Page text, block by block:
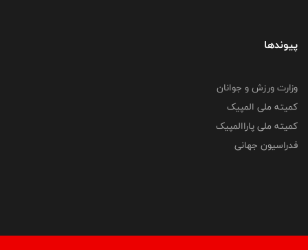
پیوندها
وزارت ورزش و جوانان
کمیته ملی المپیک
کمیته ملی پاراالمپیک
فدراسیون جهانی